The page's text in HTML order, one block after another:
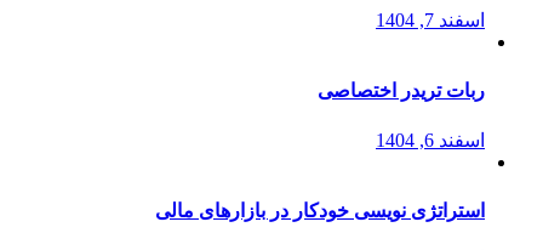
اسفند 7, 1404
ربات تریدر اختصاصی
اسفند 6, 1404
استراتژی‌ نویسی خودکار در بازارهای مالی